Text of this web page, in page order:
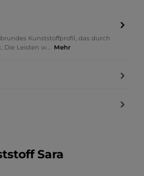
Kunststoffprofil, das durch
Die Leisten w… Mehr
Sara
4.71 von 5 Sternen